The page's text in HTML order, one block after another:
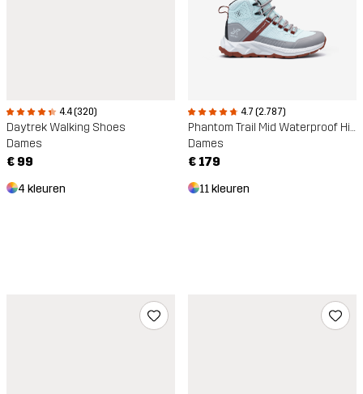
4.4 (320)
Daytrek Walking Shoes
Dames
€ 99
4 kleuren
4.7 (2.787)
Phantom Trail Mid Waterproof Hiking Boots
Dames
€ 179
11 kleuren